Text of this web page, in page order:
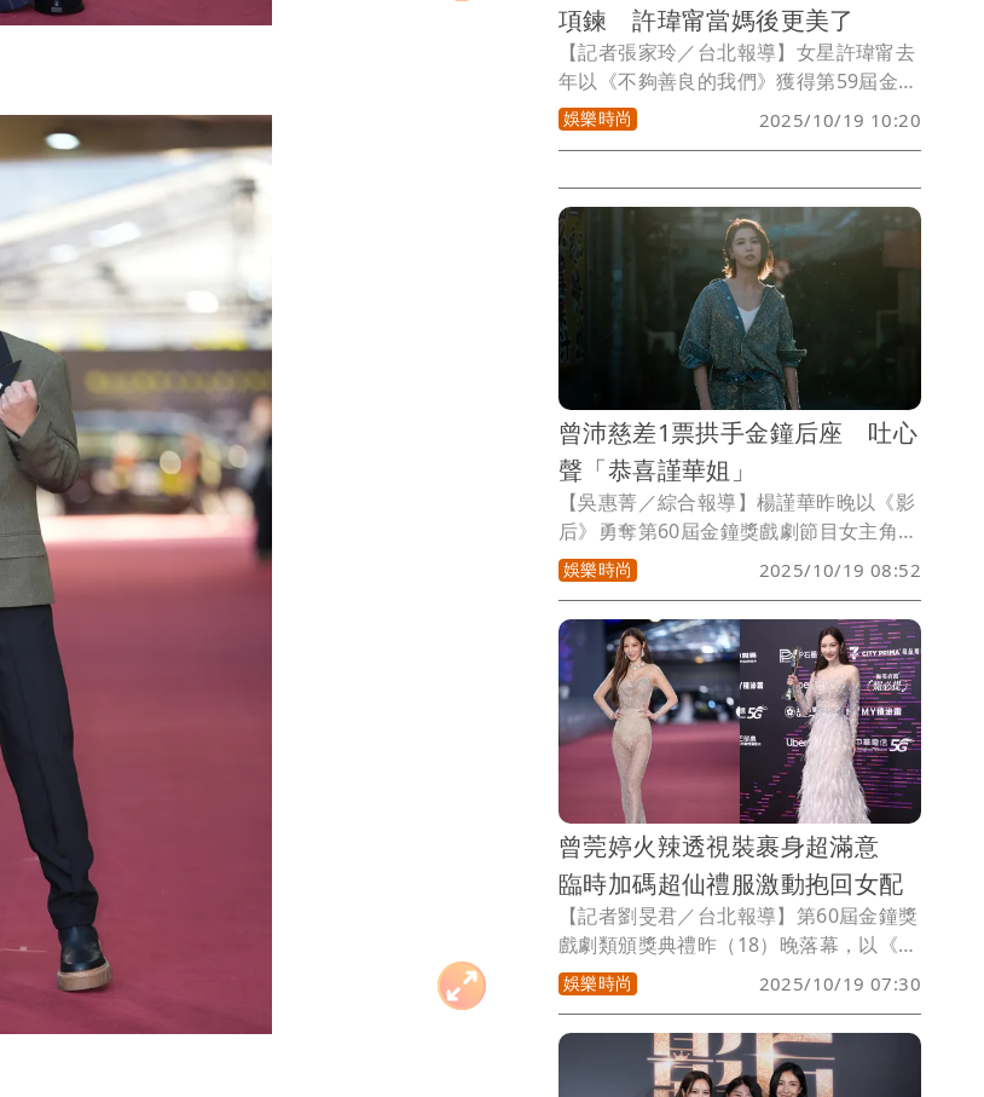
項鍊 許瑋甯當媽後更美了
【記者張家玲／台北報導】女星許瑋甯去
年以《不夠善良的我們》獲得第59屆金鐘
獎迷你劇集/電視電影女主角獎，今年她
以頒獎嘉賓身分搭檔柯震東現身頒獎，她
雪紡與荷葉飾邊長洋裝，搭配品牌頂級珠
寶RUBAN珠寶錶、RUBAN珠寶錶、
PLUIE DE COMÈTES戒指、PLUIE DE
COMÈTES戒指，產後登台狀態極佳。
娛樂時尚 2025/10/19 10:20
曾沛慈差1票拱手金鐘后座 吐心
聲「恭喜謹華姐」
【吳惠菁／綜合報導】楊謹華昨晚以《影
后》勇奪第60屆金鐘獎戲劇節目女主角
獎，評審主委柴智屏透露《太太太厲害》
的曾沛慈與楊謹華戰到最後，結果楊謹華
一票險勝。曾沛慈昨因工作不克出席頒獎
典禮，今凌晨在社群抒發心聲，大方恭喜
楊謹華，並表示：「我收獲了一個真正學
習到不論什麼結果，內心有踏實並且充滿
感謝的過程。曾經我不想長大，而現在的
我，想好好面對每一天。」
娛樂時尚 2025/10/19 08:52
曾莞婷火辣透視裝裹身超滿意
臨時加碼超仙禮服激動抱回女配
【記者劉旻君／台北報導】第60屆金鐘獎
戲劇類頒獎典禮昨（18）晚落幕，以《影
后》「潘茵茵」一角首度入圍金鐘的曾莞
婷，成功拿下「戲劇節目女配角獎」，也
是她出道27年首次獲獎。而她昨晚2套造
型都相當搶眼，除了紅毯的超辣透視裝之
外，臨時加碼的超仙羽毛禮服，更直接成
娛樂時尚 2025/10/19 07:30